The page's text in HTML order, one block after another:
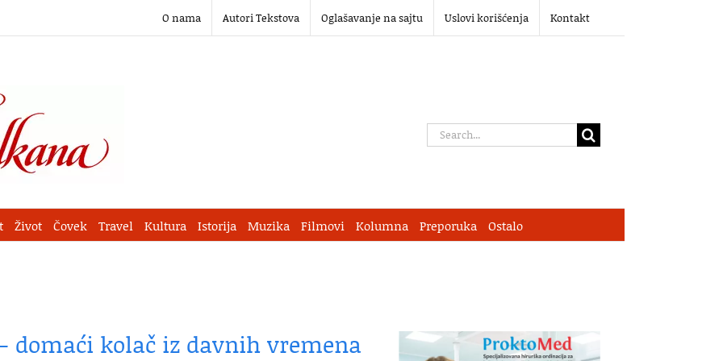
O nama Autori Tekstova Oglašavanje na sajtu Uslovi korišćenja Kontakt
Search
Život Čovek Travel Kultura Istorija Muzika Filmovi Kolumna Preporuka Ostalo
domaći kolač iz davnih vremena